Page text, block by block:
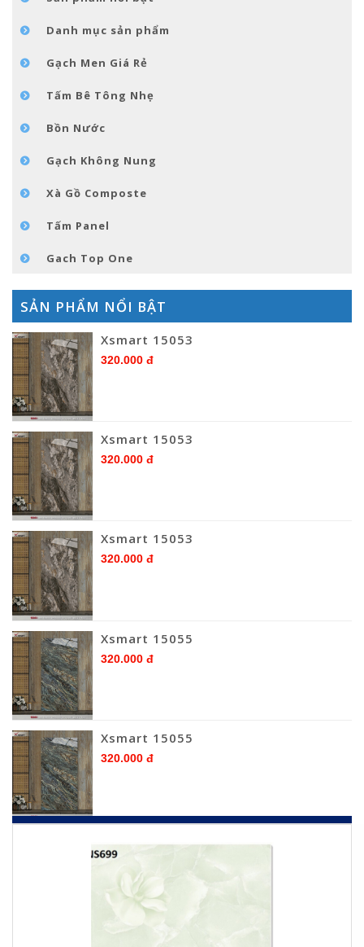
LIÊN HỆDanh mục sản phẩm
Gạch Men Giá Rẻ
Tấm Bê Tông Nhẹ
Bồn Nước
Gạch Không Nung
Xà Gồ Composte
Tấm Panel
Gach Top One
SẢN PHẨM NỔI BẬT
Xsmart 15053
320.000 đ
Xsmart 15053
320.000 đ
Xsmart 15053
320.000 đ
Xsmart 15055
320.000 đ
Xsmart 15055
320.000 đ